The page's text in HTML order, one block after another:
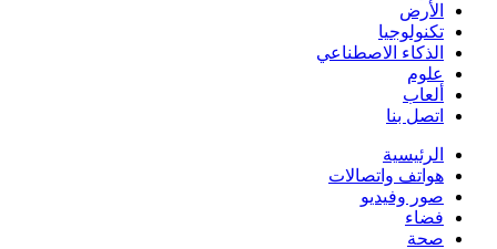
الأرض
تكنولوجيا
الذكاء الاصطناعي
علوم
ألعاب
اتصل بنا
الرئيسية
هواتف واتصالات
صور وفيديو
فضاء
صحة